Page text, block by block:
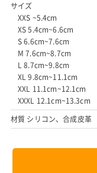
サイズ
XXS ~5.4cm
XS 5.4cm~6.6cm
S 6.6cm~7.6cm
M 7.6cm~8.7cm
L 8.7cm~9.8cm
XL 9.8cm~11.1cm
XXL 11.1cm~12.1cm
XXXL 12.1cm~13.3cm
材質 シリコン、合成皮革